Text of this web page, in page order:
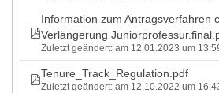
Information zum Antragsverfahren
Verlängerung
Zuletzt geändert: am 12.01.2023 um
Tenure_Track_Regulation.pdf
Zuletzt geändert: am 12.10.2022 um